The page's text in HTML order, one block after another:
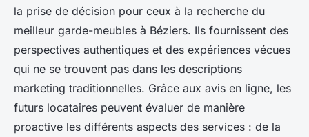
la prise de décision pour ceux à la recherche du
meilleur garde-meubles à Béziers. Ils fournissent des
perspectives authentiques et des expériences vécues
qui ne se trouvent pas dans les descriptions
marketing traditionnelles. Grâce aux avis en ligne, les
futurs locataires peuvent évaluer de manière
proactive les différents aspects des services : de la